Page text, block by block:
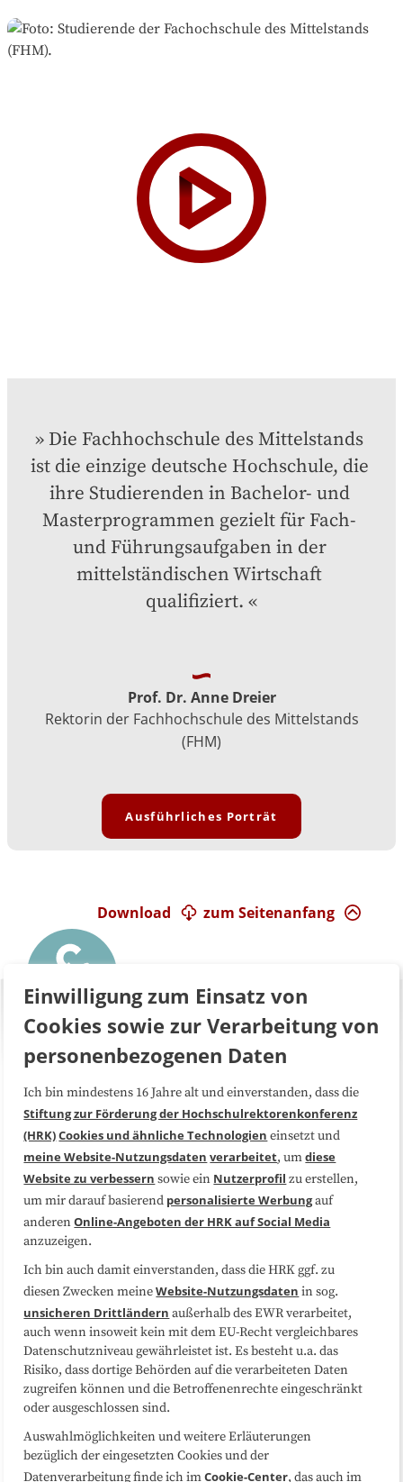
Die Fachhochschule des Mittelstands
ist die einzige deutsche Hochschule, die
ihre Studierenden in Bachelor- und
Masterprogrammen gezielt für Fach-
und Führungsaufgaben in der
mittelständischen Wirtschaft
qualifiziert.
Prof. Dr. Anne Dreier
Rektorin der Fachhochschule des Mittelstands
(FHM)
Ausführliches Porträt
zum Seitenanfang
Download
Über uns FAQ
Medienarbeit Kooperationen
Datenschutzerklärung Impressum
Sitemap
Folgen Sie uns
Einwilligung zum Einsatz von
Cookies sowie zur Verarbeitung von
personenbezogenen Daten
Ich bin mindestens 16 Jahre alt und einverstanden, dass die
Stiftung zur Förderung der Hochschulrektorenkonferenz
(HRK)Cookies und ähnliche Technologien einsetzt und
meine Website-Nutzungsdaten verarbeitet, umdiese
Website zu verbessern sowie ein Nutzerprofil zu erstellen,
um mir darauf basierend personalisierte Werbungauf
anderenOnline-Angeboten der HRK auf Social Media
anzuzeigen.
Ich bin auch damit einverstanden, dass die HRK ggf. zu
diesen Zwecken meineWebsite-Nutzungsdaten in sog.
unsicheren Drittländern außerhalb des EWR verarbeitet,
auch wenn insoweit kein mit dem EU-Recht vergleichbares
Datenschutzniveau gewährleistet ist. Es besteht u.a. das
Risiko, dass dortige Behörden auf die verarbeiteten Daten
zugreifen können und die Betroffenenrechte eingeschränkt
oder ausgeschlossen sind.
Auswahlmöglichkeiten und weitere Erläuterungen
bezüglich der eingesetzten Cookies und der
Datenverarbeitung finde ich imCookie-Center, das auch im